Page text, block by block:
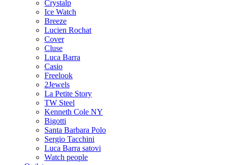
Crystalp
Ice Watch
Breeze
Lucien Rochat
Cover
Cluse
Luca Barra
Casio
Freelook
2Jewels
La Petite Story
TW Steel
Kenneth Cole NY
Bigotti
Santa Barbara Polo
Sergio Tacchini
Luca Barra satovi
Watch people